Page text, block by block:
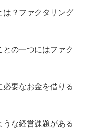
は？ファクタリング
の一つにはファク
必要なお金を借りる
うな経営課題がある